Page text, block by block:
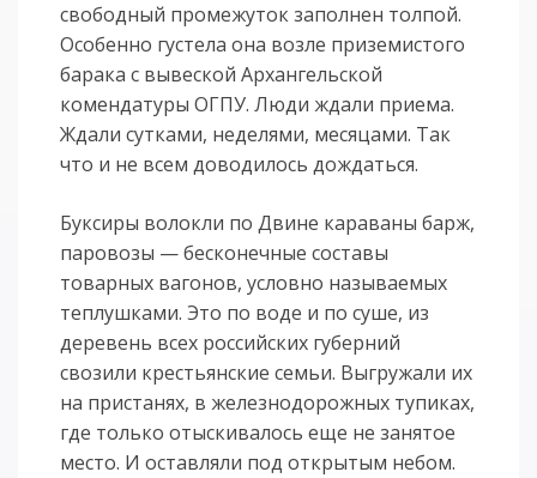
свободный промежуток заполнен толпой.
Особенно густела она возле приземистого
барака с вывеской Архангельской
комендатуры ОГПУ. Люди ждали приема.
Ждали сутками, неделями, месяцами. Так
что и не всем доводилось дождаться.
Буксиры волокли по Двине караваны барж,
паровозы — бесконечные составы
товарных вагонов, условно называемых
теплушками. Это по воде и по суше, из
деревень всех российских губерний
свозили крестьянские семьи. Выгружали их
на пристанях, в железнодорожных тупиках,
где только отыскивалось еще не занятое
место. И оставляли под открытым небом.